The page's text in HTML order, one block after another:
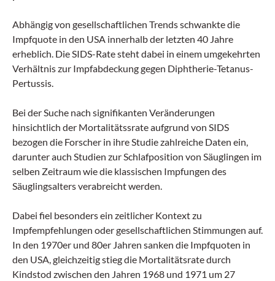
Abhängig von gesellschaftlichen Trends schwankte die
Impfquote in den USA innerhalb der letzten 40 Jahre
erheblich. Die SIDS-Rate steht dabei in einem umgekehrten
Verhältnis zur Impfabdeckung gegen Diphtherie-Tetanus-
Pertussis.
Bei der Suche nach signifikanten Veränderungen
hinsichtlich der Mortalitätssrate aufgrund von SIDS
bezogen die Forscher in ihre Studie zahlreiche Daten ein,
darunter auch Studien zur Schlafposition von Säuglingen im
selben Zeitraum wie die klassischen Impfungen des
Säuglingsalters verabreicht werden.
Dabei fiel besonders ein zeitlicher Kontext zu
Impfempfehlungen oder gesellschaftlichen Stimmungen auf.
In den 1970er und 80er Jahren sanken die Impfquoten in
den USA, gleichzeitig stieg die Mortalitätsrate durch
Kindstod zwischen den Jahren 1968 und 1971 um 27